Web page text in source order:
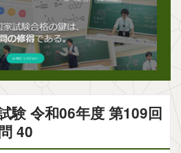
験 令和06年度 第109回
40